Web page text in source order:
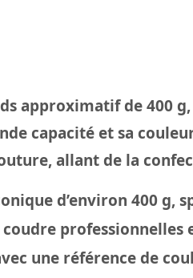
approximatif de 400
capacité et sa
allant de la
d’environ 400
professionnelles
une référence de